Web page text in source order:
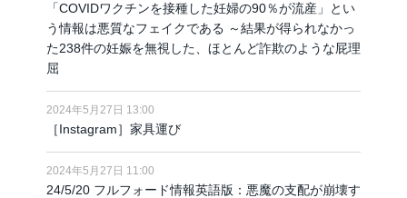
「COVIDワクチンを接種した妊婦の90％が流産」とい
う情報は悪質なフェイクである ～結果が得られなかっ
た238件の妊娠を無視した、ほとんど詐欺のような屁理
屈
2024年5月27日 13:00
［Instagram］家具運び
2024年5月27日 11:00
24/5/20 フルフォード情報英語版：悪魔の支配が崩壊す